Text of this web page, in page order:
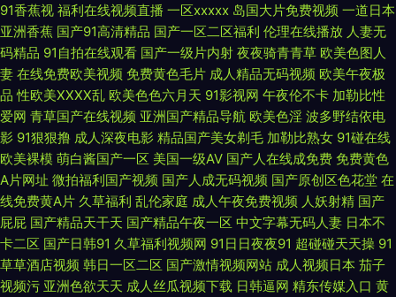
影院 日韩A级电影网 尤物综合 疯狂抽草在线精品视频 麻豆不打烊AV 台湾佬
综合网 最色网 国产精品人人操 欧美阿v高清资源不卡 午夜老湿机福利 92福
利 国产特黄一级aa在线 品国产亚洲一区二区 亚洲乡村午夜剧场 成全免费高
清全集观看 玖玖草资源手机在线 色综合欧美在 中文字字幕重口 国产精品密
蕾丝视颁 欧美1区二区三区公司 午夜痒痒网 丫头把腿开一点就不疼 99视频
精品国 狠狠撸成人在线 少女资源在线观看高清电视剧 目韩一区二 午夜人体
91香蕉视 福利在线视频直播 一区xxxxx 岛国大片免费视频 一道日本
亚洲香蕉 国产91高清精品 国产一区二区福利 伦理在线播放 人妻无
码精品 91自拍在线观看 国产一级片内射 夜夜骑青青草 欧美色图人
妻 在线免费欧美视频 免费黄色毛片 成人精品无码视频 欧美午夜极
品 性欧美ⅩⅩⅩⅩ乱 欧美色色六月天 91影视网 午夜伦不卡 加勒比性
爱网 青草国产在线视频 亚洲国产精品导航 欧美色淫 波多野结依电
影 91狠狠撸 成人深夜电影 精品国产美女剃毛 加勒比熟女 91碰在线
欧美裸模 萌白酱国产一区 美国一级AV 国产人在线成免费 免费黄色
A片网址 微拍福利国产视频 国产人成无码视频 国产原创区色花堂 在
线免费黄A片 久草福利 乱伦家庭 成人午夜免费视频 人妖射精 国产
屁屁 国产精品天干天 国产精品午夜一区 中文字幕无码人妻 日本不
卡二区 国产日韩91 久草福利视频网 91日日夜夜91 超碰碰天天操 91
草草酒店视频 韩日一区二区 国产激情视频网站 成人视频日本 茄子
视频污 亚洲色欲天天 成人丝瓜视频下载 日韩逼网 精东传媒入口 黄